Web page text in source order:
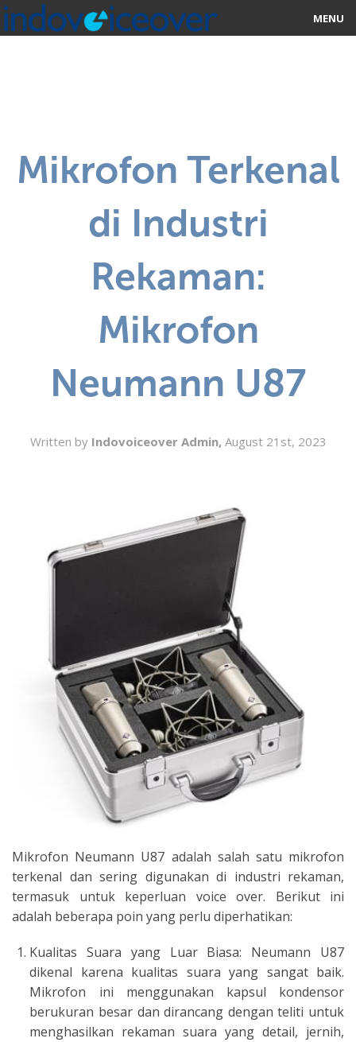
MENU
ABOUT US
SEARCH
Mikrofon Terkenal
di Industri
Rekaman:
Mikrofon
Neumann U87
Written by Indovoiceover Admin, August 21st, 2023
Mikrofon Neumann U87 adalah salah satu mikrofon
terkenal dan sering digunakan di industri rekaman,
termasuk untuk keperluan voice over. Berikut ini
adalah beberapa poin yang perlu diperhatikan:
Kualitas Suara yang Luar Biasa: Neumann U87
dikenal karena kualitas suara yang sangat baik.
Mikrofon ini menggunakan kapsul kondensor
berukuran besar dan dirancang dengan teliti untuk
menghasilkan rekaman suara yang detail, jernih,